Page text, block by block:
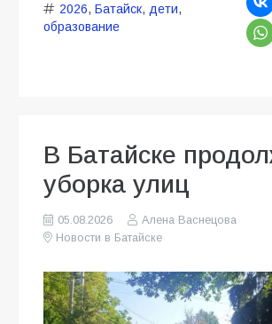
2026, Батайск, дети,
образование
В Батайске
уборка улиц
05.08.2026
Алена Васнецова
Новости в Батайске